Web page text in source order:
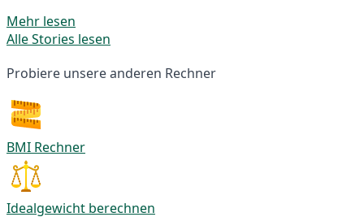
Mehr lesen
Alle Stories lesen
Probiere unsere anderen Rechner
BMI Rechner
Idealgewicht berechnen